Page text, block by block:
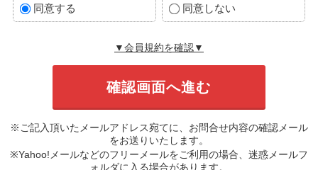
同意する 同意しない
▼会員規約を確認▼
※ご記入頂いたメールアドレス宛てに、お問合せ内容の確認メール
をお送りいたします。
※Yahoo!メールなどのフリーメールをご利用の場合、迷惑メールフ
ォルダに入る場合があります。